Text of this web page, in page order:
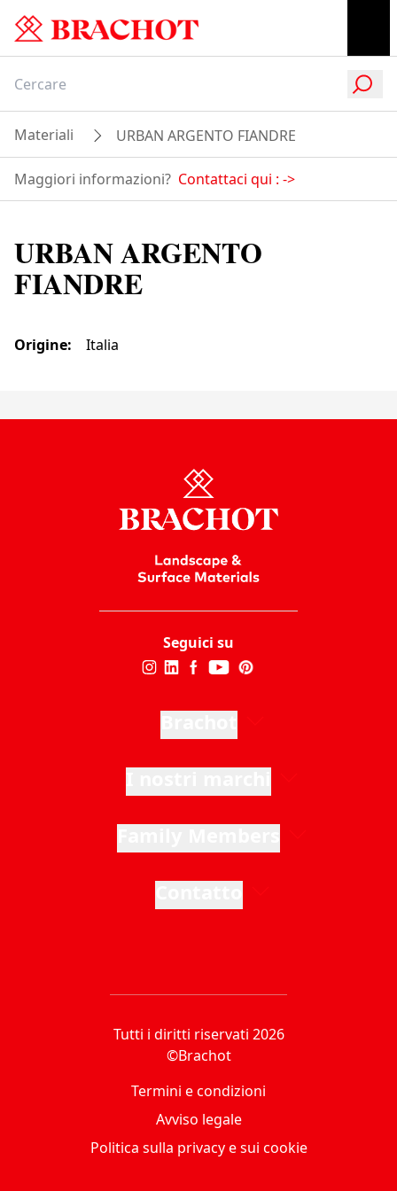
Materiali URBAN ARGENTO FIANDRE
Maggiori informazioni? Contattaci qui : ->
URBAN ARGENTO
FIANDRE
Origine: Italia
Seguici su
Tutti i diritti riservati 2026
©Brachot
Termini e condizioni
Avviso legale
Politica sulla privacy e sui cookie